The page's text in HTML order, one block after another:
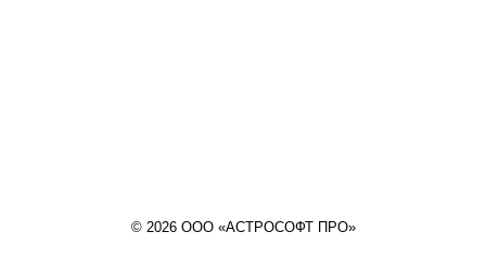
© 2026 ООО «АСТРОСОФТ ПРО»